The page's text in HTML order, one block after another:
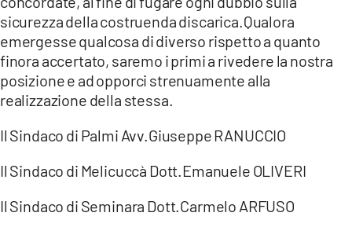
sicurezza della costruenda discarica.Qualora
emergesse qualcosa di diverso rispetto a quanto
finora accertato, saremo i primi a rivedere la nostra
posizione e ad opporci strenuamente alla
realizzazione della stessa.
Il Sindaco di Palmi Avv.Giuseppe RANUCCIO
Il Sindaco di Melicuccà Dott.Emanuele OLIVERI
Il Sindaco di Seminara Dott.Carmelo ARFUSO